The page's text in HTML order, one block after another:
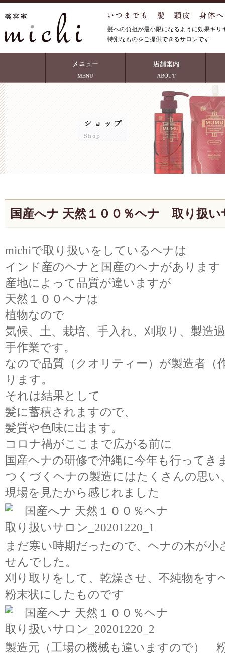
髪への負担が最小限になるように効果ギ
特別なものをご提供できるサロンです
国産へナ 天然１００％ヘナ 取り扱い
michiで取り扱いをしているヘナは
インド産のヘナと国産のヘナがあります
産地によって品質が違いますが
天然１００ヘナは
植物なので
気候、土、栽培、手入れ、刈取り、製造
手作業です。
なので品質（クオリティー）が製造者（
ります。
それは結果として
髪に蓄積されますので、
髪質や色味に出ます。
コロナ禍がここまで広がる前に
国産ヘナの研修で沖縄に今年も行ってき
つくづくヘナの製造にはたくさんの思
現場を見たから感じれました
まだ寒い時期だったので、ヘナの木が
せんでした。
刈り取りをして、乾燥させ、不純物をす
粉末状にしたものです
製造元（工場の機械も違いますので）